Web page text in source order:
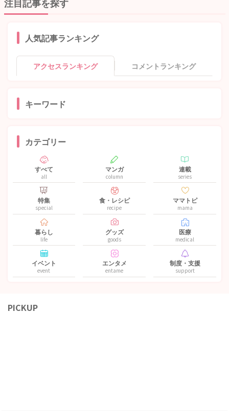
人気記事ランキング
アクセスランキング コメントランキング
キーワード
カテゴリー
すべて
all
マンガ
column
連載
series
特集
special
食・レシピ
recipe
ママトピ
mama
暮らし
life
グッズ
goods
医療
medical
イベント
event
エンタメ
entame
制度・支援
support
PICKUP